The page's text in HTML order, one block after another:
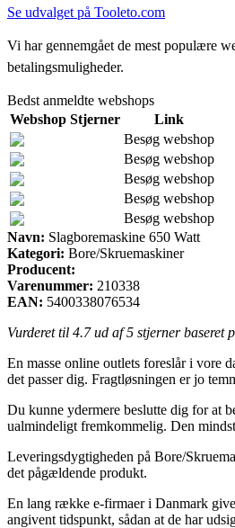
Se udvalget på Tooleto.com
Vi har gennemgået de mest populære
betalingsmuligheder.
Bedst anmeldte webshops
Webshop Stjerner
Link
Besøg webshop
Besøg webshop
Besøg webshop
Besøg webshop
Besøg webshop
Navn: Slagboremaskine 650 Watt
Kategori: Bore/Skruemaskiner
Producent:
Varenummer: 210338
EAN: 5400338076534
Vurderet til 4.7ud af 5 stjerner baseret
En masse online outlets foreslår i vore
det passer dig. Fragtløsningen er jo
Du kunne ydermere beslutte dig for at
ualmindeligt fremkommelig. Den
Leveringsdygtigheden på Bore/
det pågældende produkt.
En lang række e-firmaer i Danmark
angivent tidspunkt, sådan at de har